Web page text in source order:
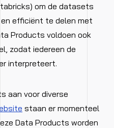
om de datasets
efficiënt te delen met
Products voldoen ook
zodat iedereen de
interpreteert.
aan voor diverse
staan er momenteel
Data Products worden